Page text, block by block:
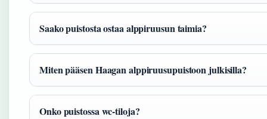
Saako puistosta ostaa alppiruusun taimia?
Miten pääsen Haagan alppiruusupuistoon julkisilla?
Onko puistossa wc-tiloja?